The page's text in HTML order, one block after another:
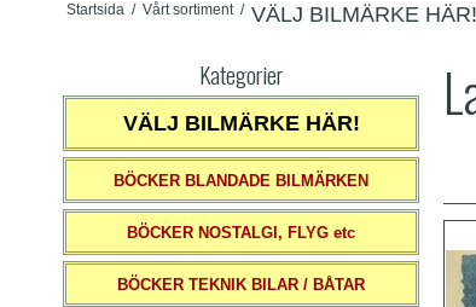
Startsida / Vårt sortiment / VÄLJ BILMÄRKE HÄR!
Kategorier
VÄLJ BILMÄRKE HÄR!
BÖCKER BLANDADE BILMÄRKEN
BÖCKER NOSTALGI, FLYG etc
BÖCKER TEKNIK BILAR / BÅTAR